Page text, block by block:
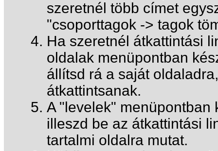
szeretnél több címet
"csoporttagok -> tagok
Ha szeretnél átkattintási
oldalak menüpontban
állítsd rá a saját
átkattintsanak.
A "levelek" menüpontban
illeszd be az átkattintási
tartalmi oldalra mutat.